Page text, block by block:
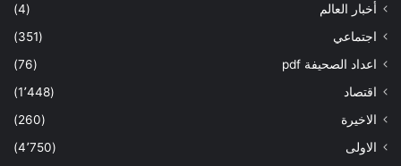
أخبار العالم
(4)
اجتماعي
(351)
اعداد الصحيفة pdf
(76)
اقتصاد
(1٬448)
الاخيرة
(260)
الاولى
(4٬750)